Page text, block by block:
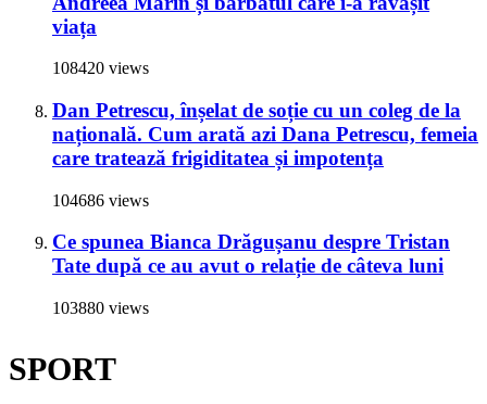
viața
108420 views
Dan Petrescu, înșelat de soție cu un coleg de la
națională. Cum arată azi Dana Petrescu, femeia
care tratează frigiditatea și impotența
104686 views
Ce spunea Bianca Drăgușanu despre Tristan
Tate după ce au avut o relație de câteva luni
103880 views
SPORT